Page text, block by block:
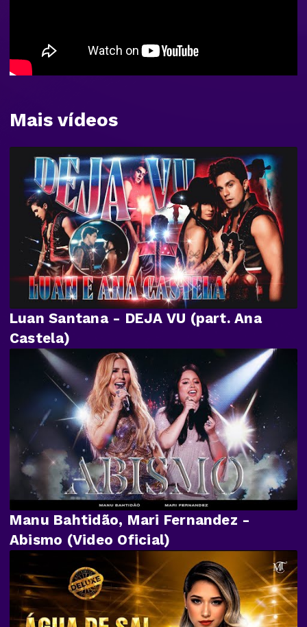
Mais vídeos
Luan Santana - DEJA VU (part. Ana
Castela)
Manu Bahtidão, Mari Fernandez -
Abismo (Video Oficial)